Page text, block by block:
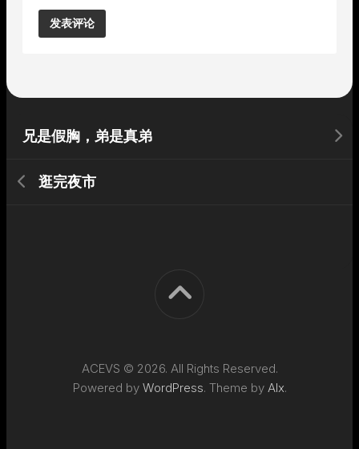
兄是假胸，弟是真弟
逛完夜市
ACEVS © 2026. All Rights Reserved.
Powered by WordPress. Theme by Alx.